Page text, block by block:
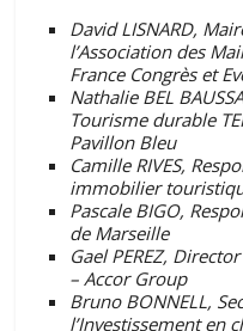
David LISNARD,
l’Association des
France Congrès et
Nathalie BEL
Tourisme durable
Pavillon Bleu
Camille RIVES,
immobilier
Pascale BIGO,
de Marseille
Gael PEREZ,
– Accor Group
Bruno BONNELL,
l’Investissement en